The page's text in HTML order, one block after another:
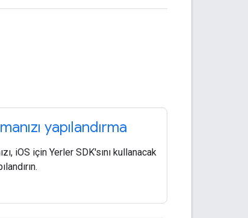
yapılandırma
iOS için Yerler SDK'sını kullanacak